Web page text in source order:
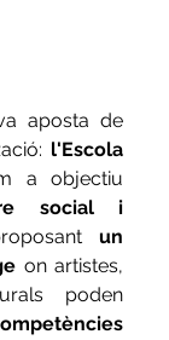
aposta de
l'Escola
social i
un
on artistes,